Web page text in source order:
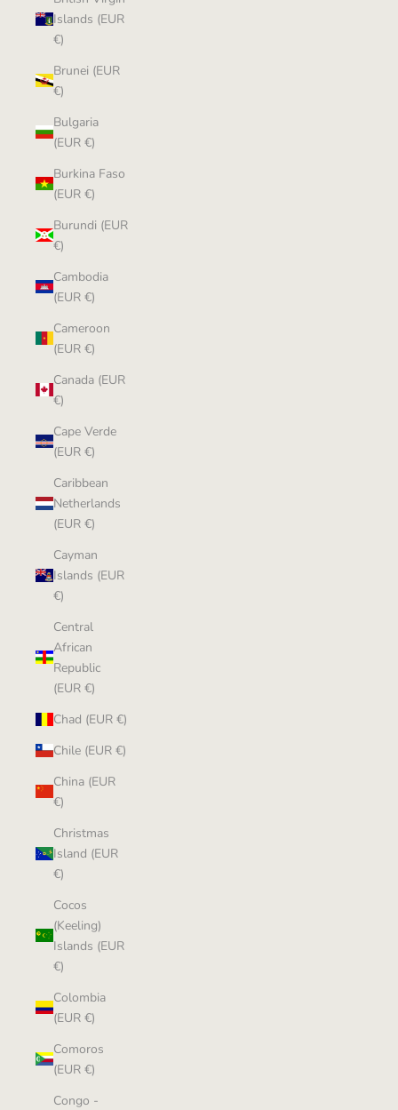
Islands (EUR
€)
Brunei (EUR
€)
Bulgaria
(EUR €)
Burkina Faso
(EUR €)
Burundi (EUR
€)
Cambodia
(EUR €)
Cameroon
(EUR €)
Canada (EUR
€)
Cape Verde
(EUR €)
Caribbean
Netherlands
(EUR €)
Cayman
Islands (EUR
€)
Central
African
Republic
(EUR €)
Chad (EUR €)
Chile (EUR €)
China (EUR
€)
Christmas
Island (EUR
€)
Cocos
(Keeling)
Islands (EUR
€)
Colombia
(EUR €)
Comoros
(EUR €)
Congo -